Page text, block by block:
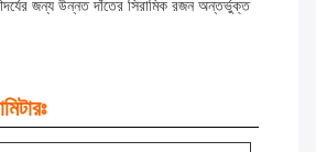
জন্য উন্নত দাঁতের সিরামিক রজন অন্তর্ভুক্ত